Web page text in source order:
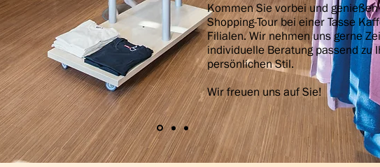
Kommen Sie vorbei und
Shopping-Tour bei einer Tasse
Filialen. Wir nehmen uns gerne
individuelle Beratung passend zu
persönlichen Stil.
Wir freuen uns auf Sie!